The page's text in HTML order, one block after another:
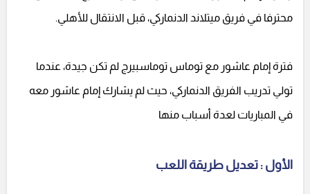
محترفا في فريق ميتلاند الدنماركي، قبل الانتقال للأهلي.
فترة إمام عاشور مع توماس توماسبيرج لم تكن جيدة، عندما
تولي تدريب الفريق الدنماركي، حيث لم يشارك إمام عاشور معه
في المباريات لعدة أسباب منها
الأول : تعديل طريقة اللعب